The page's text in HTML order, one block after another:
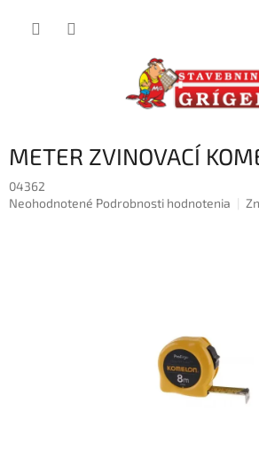
METER ZVINOVACÍ
04362
Priemerné
Neohodnotené Podrobnosti hodnotenia